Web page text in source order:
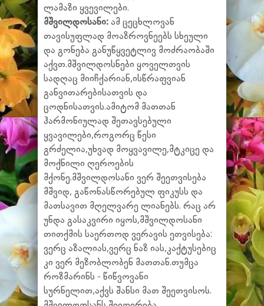
ლამაზი ყვევილები.
მშვილდოსანი:ამ ცეცხლოვან
თავისუფლად მოაზროვნეებს სხეული
და გონება განუწყვეტლივ მოძრაობაში
აქვთ.მშვილდოსნები ყოველთვის
სადღაც მიიჩქარიან,ისწრაფვიან
განვითარებისათვის და
ცოდნისათვის.ამიტომ მათთან
ჰარმონიულად შეთავსებული
ყვავილები,როგორც წესი
გრძელია,უხვად მოყვავილე,მტკიცე და
მოქნილი ღეროების
მქონე.მშვილდოსანი ვერ შეეთვისება
მშვიდ, გაწონასწორებულ ფიკუსს და
მათსავით მღელვარე ლიანებს. რაც არ
უნდა გასაკვირი იყოს,მშვილდოსანი
თითქმის საერთოდ ვერავის ეთვისება:
ვერც აზალიას,ვერც ნაზ იას,კაქტუსებიც
კი ვერ მეზობლობენ მათთან.თუმცა
როზმარინს - წიწვოვანი
სურნელით,აქვს შანსი მათ შეეთვისოს.